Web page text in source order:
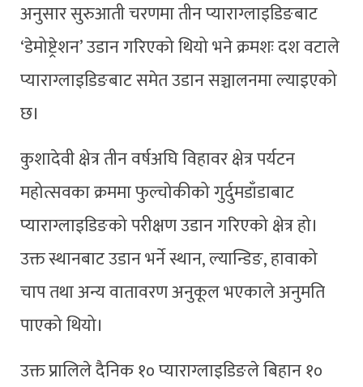
अनुसार सुरुआती चरणमा तीन प्याराग्लाइडिङबाट
‘डेमोष्ट्रेशन’ उडान गरिएको थियो भने क्रमशः दश वटाले
प्याराग्लाइडिङबाट समेत उडान सञ्चालनमा ल्याइएको
छ।
कुशादेवी क्षेत्र तीन वर्षअघि विहावर क्षेत्र पर्यटन
महोत्सवका क्रममा फुल्चोकीको गुर्दुमडाँडाबाट
प्याराग्लाइडिङको परीक्षण उडान गरिएको क्षेत्र हो।
उक्त स्थानबाट उडान भर्ने स्थान, ल्यान्डिङ, हावाको
चाप तथा अन्य वातावरण अनुकूल भएकाले अनुमति
पाएको थियो।
उक्त प्रालिले दैनिक १० प्याराग्लाइडिङले बिहान १०